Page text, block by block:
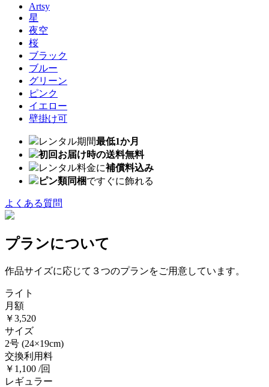
Artsy
星
夜空
桜
ブラック
ブルー
グリーン
ピンク
イエロー
壁掛け可
レンタル期間最低1か月
初回お届け時の送料無料
レンタル料金に補償料込み
ピン類同梱ですぐに飾れる
よくある質問
プランについて
作品サイズに応じて３つのプランをご用意しています。
ライト
月額
￥3,520
サイズ
2号 (24×19cm)
交換利用料
￥1,100 /回
レギュラー